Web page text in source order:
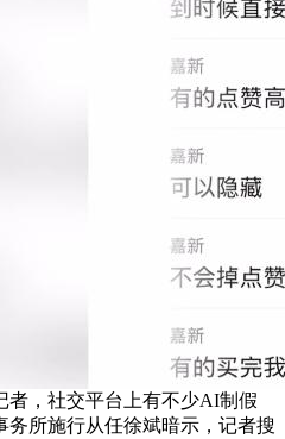
者，社交平台上有不少AI制假
所施行从任徐斌暗示，记者搜